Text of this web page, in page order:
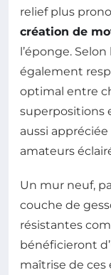
relief plus
création de
l’éponge.
également
optimal entre
superpositions
aussi
amateurs
Un mur neuf,
couche de
résistantes
bénéficieront
maîtrise de ces